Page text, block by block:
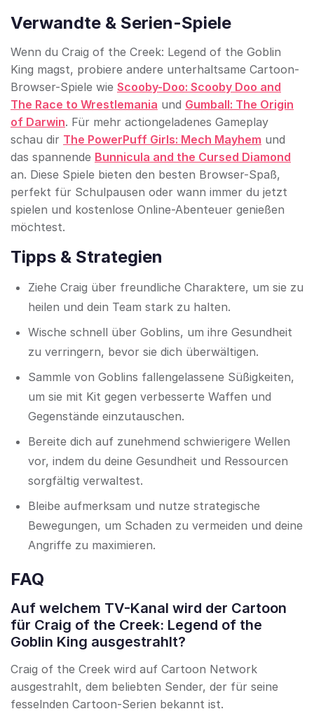
Verwandte & Serien-Spiele
Wenn du Craig of the Creek: Legend of the Goblin
King magst, probiere andere unterhaltsame Cartoon-
Browser-Spiele wie Scooby-Doo: Scooby Doo and
The Race to Wrestlemania und Gumball: The Origin
of Darwin. Für mehr actiongeladenes Gameplay
schau dir The PowerPuff Girls: Mech Mayhem und
das spannende Bunnicula and the Cursed Diamond
an. Diese Spiele bieten den besten Browser-Spaß,
perfekt für Schulpausen oder wann immer du jetzt
spielen und kostenlose Online-Abenteuer genießen
möchtest.
Tipps & Strategien
Ziehe Craig über freundliche Charaktere, um sie zu
heilen und dein Team stark zu halten.
Wische schnell über Goblins, um ihre Gesundheit
zu verringern, bevor sie dich überwältigen.
Sammle von Goblins fallengelassene Süßigkeiten,
um sie mit Kit gegen verbesserte Waffen und
Gegenstände einzutauschen.
Bereite dich auf zunehmend schwierigere Wellen
vor, indem du deine Gesundheit und Ressourcen
sorgfältig verwaltest.
Bleibe aufmerksam und nutze strategische
Bewegungen, um Schaden zu vermeiden und deine
Angriffe zu maximieren.
FAQ
Auf welchem TV-Kanal wird der Cartoon
für Craig of the Creek: Legend of the
Goblin King ausgestrahlt?
Craig of the Creek wird auf Cartoon Network
ausgestrahlt, dem beliebten Sender, der für seine
fesselnden Cartoon-Serien bekannt ist.